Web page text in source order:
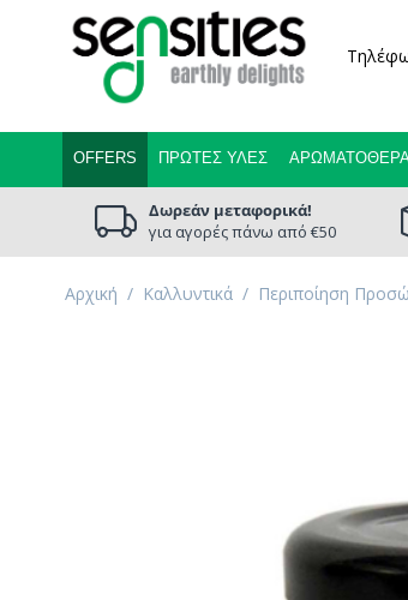
OFFERS ΠΡΏΤΕΣ ΎΛΕΣ
Δωρεάν μεταφορικά!
για αγορές πάνω από €50
Αρχική / Καλλυντικά / Περιποίηση